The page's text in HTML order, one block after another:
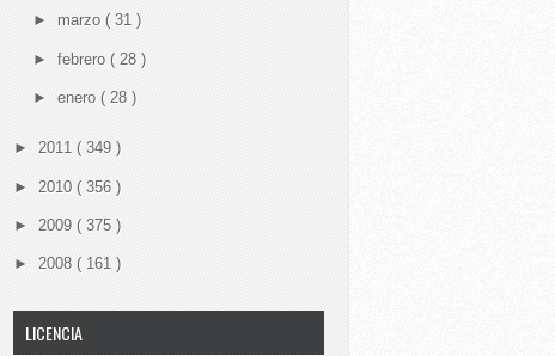
► marzo ( 31 )
► febrero ( 28 )
► enero ( 28 )
► 2011 ( 349 )
► 2010 ( 356 )
► 2009 ( 375 )
► 2008 ( 161 )
LICENCIA